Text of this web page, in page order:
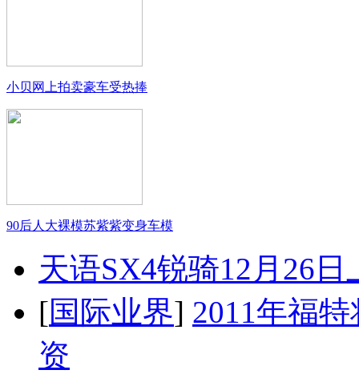
小贝网上拍卖豪车受热捧
90后人大裸模苏紫紫变身车模
天语SX4锐骑12月26
[国际业界] 2011年福
资